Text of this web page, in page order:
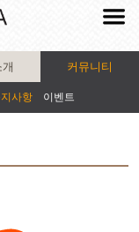
커뮤니티
사항 이벤트